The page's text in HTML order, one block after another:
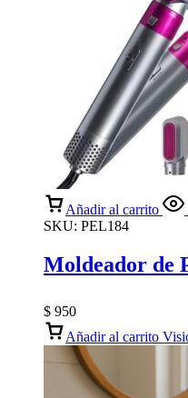
Añadir al carrito
SKU: PEL184
Moldeador de
$ 950
Añadir al carrito